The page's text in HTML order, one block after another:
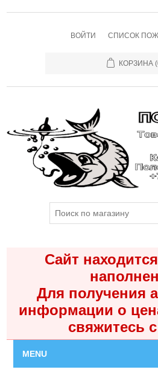
ВОЙТИ СПИСОК
КОРЗИНА
Сайт
Для получения
информации о
свяжитесь
MENU